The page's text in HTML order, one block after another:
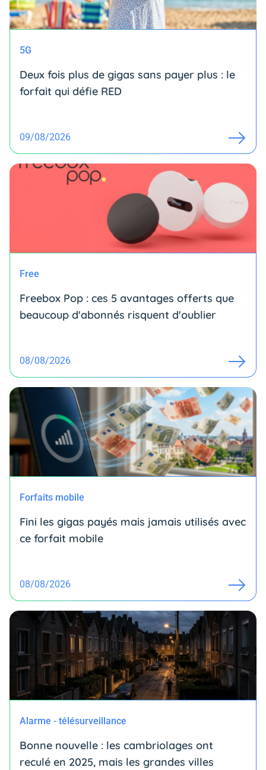
5G
Deux fois plus de gigas sans payer plus : le
forfait qui défie RED
09/08/2026
Free
Freebox Pop : ces 5 avantages offerts que
beaucoup d'abonnés risquent d'oublier
08/08/2026
Forfaits mobile
Fini les gigas payés mais jamais utilisés avec
ce forfait mobile
08/08/2026
Alarme - télésurveillance
Bonne nouvelle : les cambriolages ont
reculé en 2025, mais les grandes villes